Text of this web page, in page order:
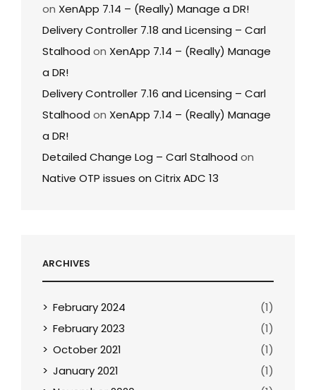
on XenApp 7.14 – (Really) Manage a DR!
Delivery Controller 7.18 and Licensing – Carl
Stalhood on XenApp 7.14 – (Really) Manage
a DR!
Delivery Controller 7.16 and Licensing – Carl
Stalhood on XenApp 7.14 – (Really) Manage
a DR!
Detailed Change Log – Carl Stalhood on
Native OTP issues on Citrix ADC 13
ARCHIVES
February 2024
(1)
February 2023
(1)
October 2021
(1)
January 2021
(1)